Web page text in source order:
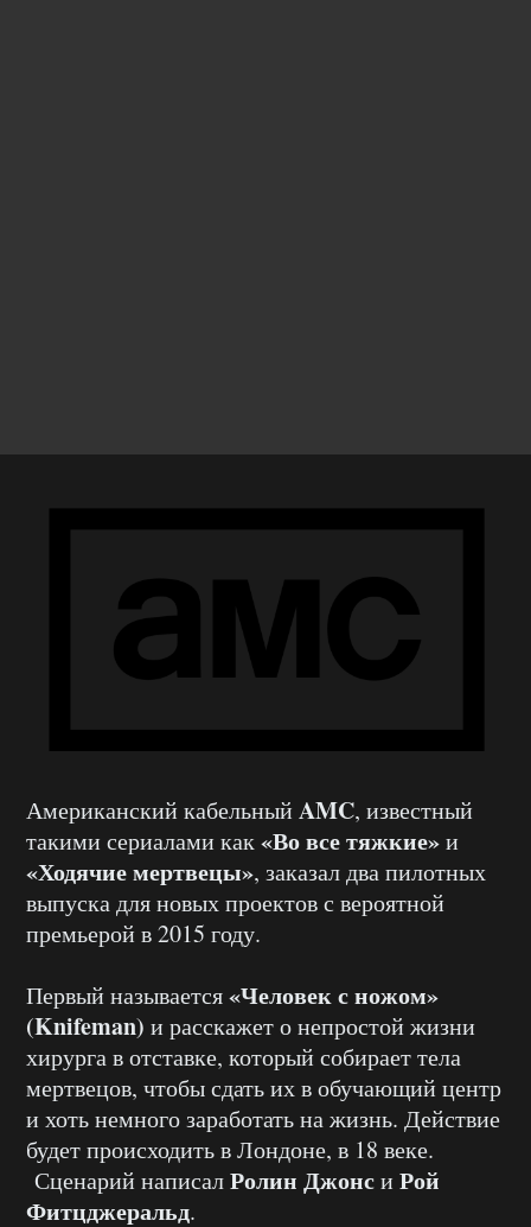
Американский кабельный AMC, известный
такими сериалами как«Во все тяжкие»и
«Ходячие мертвецы», заказал два пилотных
выпуска для новых проектов с вероятной
премьерой в 2015 году.
Первый называется«Человек с ножом»
(Knifeman) и расскажет о непростой жизни
хирурга в отставке, который собирает тела
мертвецов, чтобы сдать их в обучающий центр
и хоть немного заработать на жизнь. Действие
будет происходить в Лондоне, в 18 веке.
Сценарий написалРолин Джонси Рой
Фитцджеральд.